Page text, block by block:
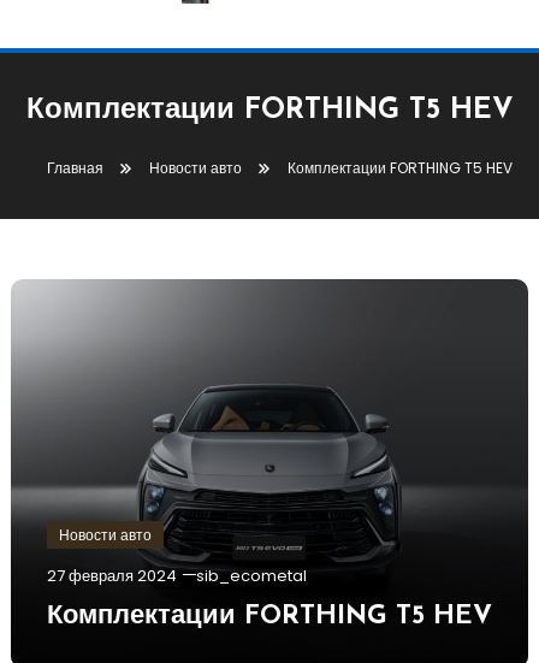
Комплектации FORTHING T5 HEV
Главная Новости авто Комплектации FORTHING T5 HEV
Новости авто
27 февраля 2024 sib_ecometal
Комплектации FORTHING T5 HEV